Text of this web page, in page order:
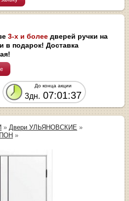
3-х и более дверей ручки на
в подарок! Доставка
До конца акции
3дн. 07:01:36
» Двери УЛЬЯНОВСКИЕ »
»